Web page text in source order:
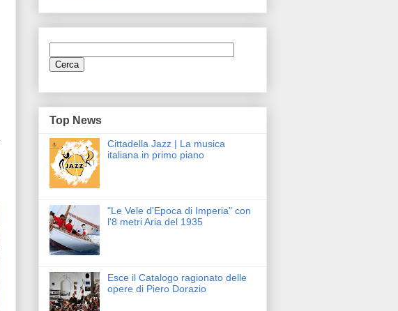
Top News
Cittadella Jazz | La musica
italiana in primo piano
"Le Vele d'Epoca di Imperia" con
l'8 metri Aria del 1935
Esce il Catalogo ragionato delle
opere di Piero Dorazio